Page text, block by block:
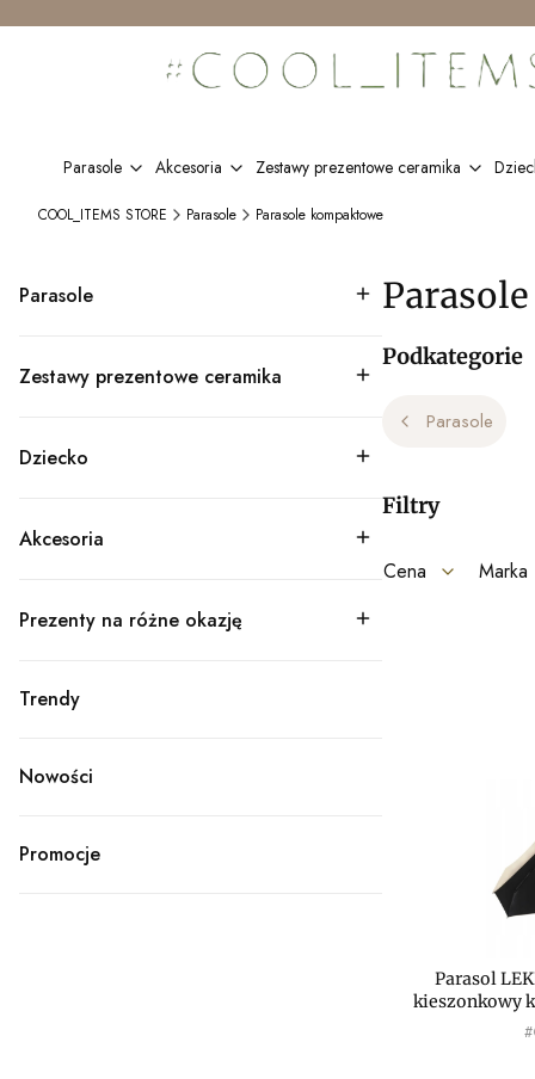
Parasole Akcesoria Zestawy prezentowe ceramika
COOL_ITEMS STORE Parasole Parasole kompaktowe
Kategoria - Parasole
Parasole
Kategoria - Zestawy prezentowe ceramika
Zestawy prezentowe ceramika
Kategoria - Dziecko
Dziecko
Kategoria - Akcesoria
Akcesoria
Kategoria - Prezenty na różne okazję
Prezenty na różne okazję
Kategoria - Trendy
Trendy
Nowości
Promocje
Podkategorie
Parasole
Filtry
Cena Marka
Parasol
kieszonkowy